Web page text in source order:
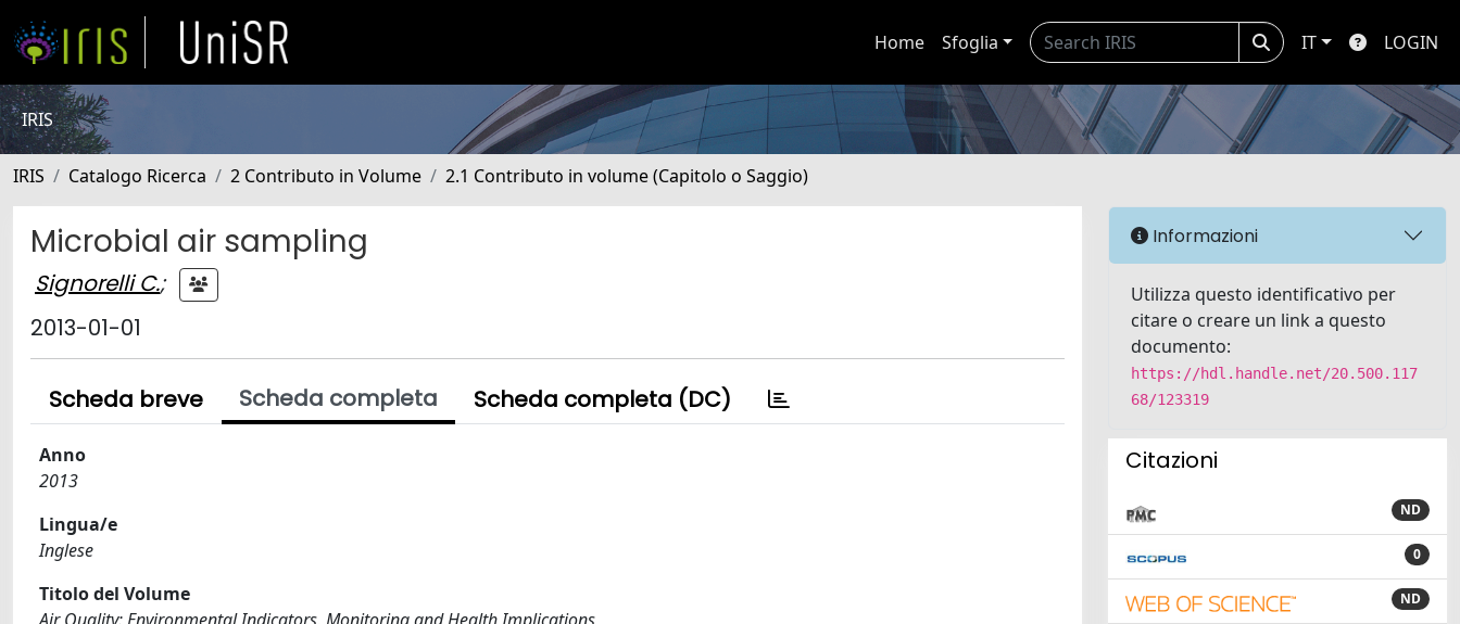
Home Sfoglia IT LOGIN
IRIS
IRIS Catalogo Ricerca 2 Contributo in Volume 2.1 Contributo in volume (Capitolo o Saggio)
Microbial air sampling
Signorelli C.;
2013-01-01
Scheda breve Scheda completa Scheda completa (DC)
Anno
2013
Lingua/e
Inglese
Titolo del Volume
Informazioni
Utilizza questo identificativo per
citare o creare un link a questo
documento:
https://hdl.handle.net/20.500.117
68/123319
Citazioni
ND
0
ND